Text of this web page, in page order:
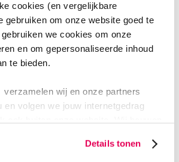
cookies (en vergelijkbare
gebruiken om onze website goed te
we cookies om onze
en om gepersonaliseerde inhoud
te bieden.
wij en onze partners
en volgen we jouw internetgedrag
aan op jouw voorkeuren. Ook
Details tonen